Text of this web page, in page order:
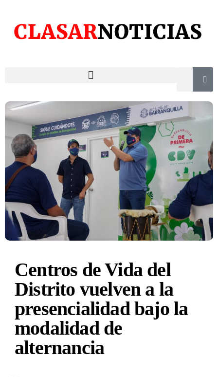
Centros de Vida del
Distrito vuelven a la
presencialidad bajo la
modalidad de
alternancia